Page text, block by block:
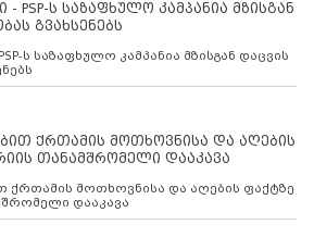
PSP-ს საზაფხულო კამპანია მზისგან
გვახსენებს
ს საზაფხულო კამპანია მზისგან დაცვის
ქრთამის მოთხოვნისა და აღების
თანამშრომელი დააკავა
დააკავა